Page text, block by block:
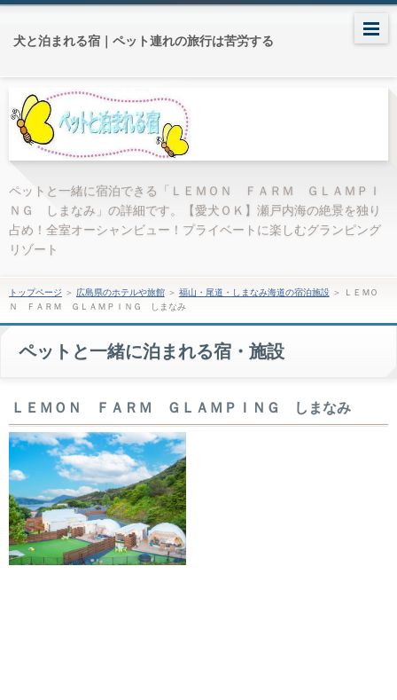
犬と泊まれる宿｜ペット連れの旅行は苦労する
ペットと一緒に宿泊できる「ＬＥＭＯＮ ＦＡＲＭ ＧＬＡＭＰＩ
ＮＧ しまなみ」の詳細です。【愛犬ＯＫ】瀬戸内海の絶景を独り
占め！全室オーシャンビュー！プライベートに楽しむグランピング
リゾート
トップページ ＞ 広島県のホテルや旅館＞ 福山・尾道・しまなみ海道の宿泊施設＞
ＬＥＭＯ
Ｎ ＦＡＲＭ ＧＬＡＭＰＩＮＧ しまなみ
ペットと一緒に泊まれる宿・施設
ＬＥＭＯＮ ＦＡＲＭ ＧＬＡＭＰＩＮＧ しまなみ